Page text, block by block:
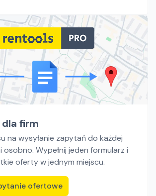
firm
na wysyłanie zapytań do każdej
osobno. Wypełnij jeden formularz i
oferty w jednym miejscu.
ofertowe